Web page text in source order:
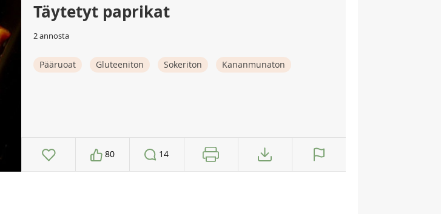
Täytetyt paprikat
2 annosta
Pääruoat Gluteeniton Sokeriton Kananmunaton
80 14